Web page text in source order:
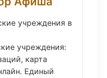
учреждения в
учреждения:
карта
Единый